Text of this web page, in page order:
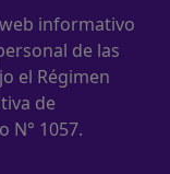
informativo
de las
el Régimen
de
N° 1057.